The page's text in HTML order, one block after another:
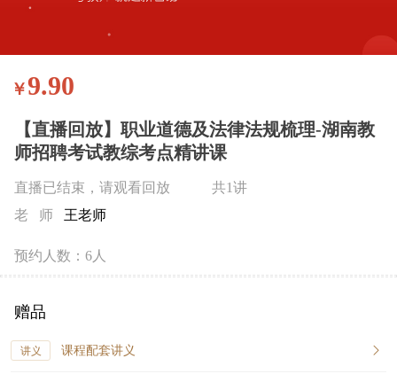
￥9.90
【直播回放】职业道德及法律法规梳理-湖南教
师招聘考试教综考点精讲课
直播已结束，请观看回放
共1讲
老 师 王老师
预约人数：6人
赠品
讲义 课程配套讲义